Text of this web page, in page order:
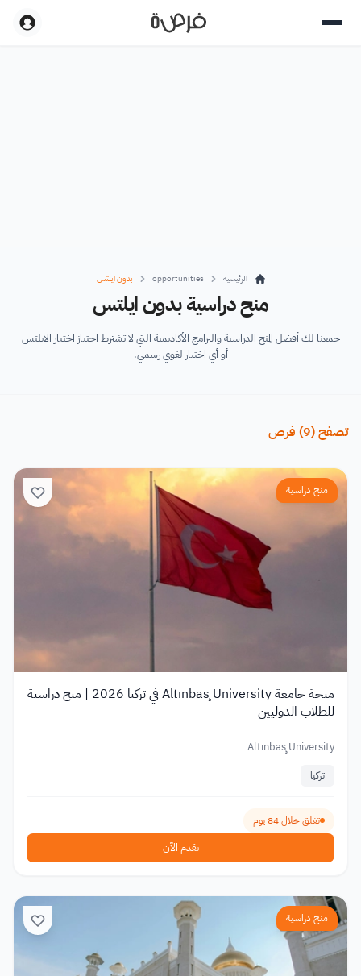
الرئيسية opportunities بدون ايلتس
منح دراسية بدون ايلتس
جمعنا لك أفضل المنح الدراسية والبرامج الأكاديمية التي لا تشترط اجتياز اختبار الايلتس
أو أي اختبار لغوي رسمي.
تصفح(
9
) فرص
منح دراسية
منحة جامعة Altınbaş University في تركيا 2026 | منح دراسية
للطلاب الدوليين
Altınbaş University
تركيا
تغلق خلال 84 يوم
تقدم الآن
منح دراسية